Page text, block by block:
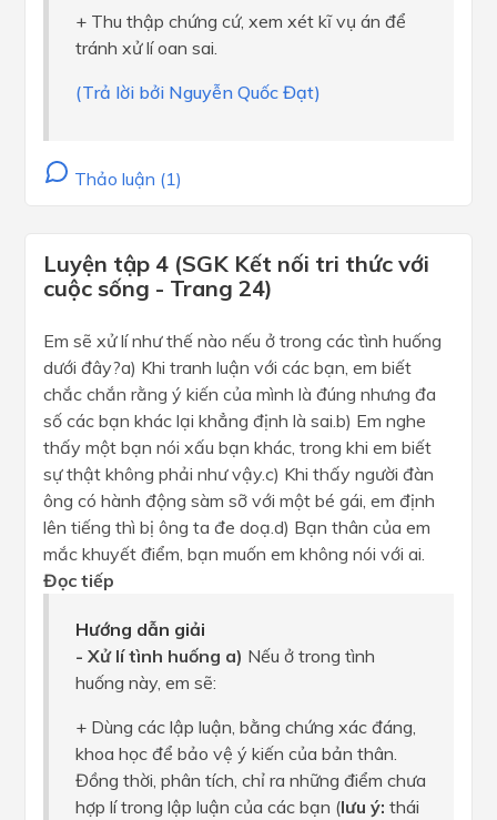
+ Thu thập chứng cứ, xem xét kĩ vụ án để
tránh xử lí oan sai.
(Trả lời bởi Nguyễn Quốc Đạt)
Thảo luận (1)
Luyện tập 4 (SGK Kết nối tri thức với
cuộc sống - Trang 24)
Em sẽ xử lí như thế nào nếu ở trong các tình huống
dưới đây?a) Khi tranh luận với các bạn, em biết
chắc chắn rằng ý kiến của mình là đúng nhưng đa
số các bạn khác lại khẳng định là sai.b) Em nghe
thấy một bạn nói xấu bạn khác, trong khi em biết
sự thật không phải như vậy.c) Khi thấy người đàn
ông có hành động sàm sỡ với một bé gái, em định
lên tiếng thì bị ông ta đe doạ.d) Bạn thân của em
mắc khuyết điểm, bạn muốn em không nói với ai.
Đọc tiếp
Hướng dẫn giải
- Xử lí tình huống a) Nếu ở trong tình
huống này, em sẽ:
+ Dùng các lập luận, bằng chứng xác đáng,
khoa học để bảo vệ ý kiến của bản thân.
Đồng thời, phân tích, chỉ ra những điểm chưa
hợp lí trong lập luận của các bạn (lưu ý: thái